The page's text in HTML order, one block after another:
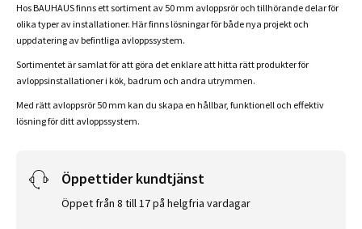
Hos BAUHAUS finns ett sortiment av 50 mm avloppsrör och tillhörande delar för
olika typer av installationer. Här finns lösningar för både nya projekt och
uppdatering av befintliga avloppssystem.
Sortimentet är samlat för att göra det enklare att hitta rätt produkter för
avloppsinstallationer i kök, badrum och andra utrymmen.
Med rätt avloppsrör 50 mm kan du skapa en hållbar, funktionell och effektiv
lösning för ditt avloppssystem.
Öppettider kundtjänst
Öppet från 8 till 17 på helgfria vardagar